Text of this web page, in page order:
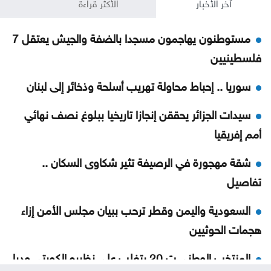
مستوطنون يهاجمون مسجدا بالضفة والجيش يعتقل 7
فلسطينيين
سوريا .. إحباط محاولة تهريب أسلحة وذخائر إلى لبنان
سيدات الجزائر يحققن إنجازا تاريخيا ببلوغ نصف نهائي
أمم إفريقيا
شقة مهجورة في الرصيفة تثير شكاوى السكان ..
تفاصيل
السعودية واليمن وقطر ترحب ببيان مجلس الأمن إزاء
هجمات الحوثيين
المنتخب الوطني ت 20 يتغلب على نظيره الكويتي وديا